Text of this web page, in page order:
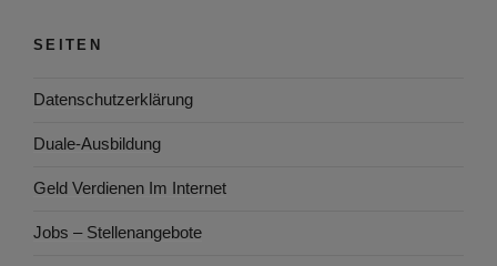
SEITEN
Datenschutzerklärung
Duale-Ausbildung
Geld Verdienen Im Internet
Jobs – Stellenangebote